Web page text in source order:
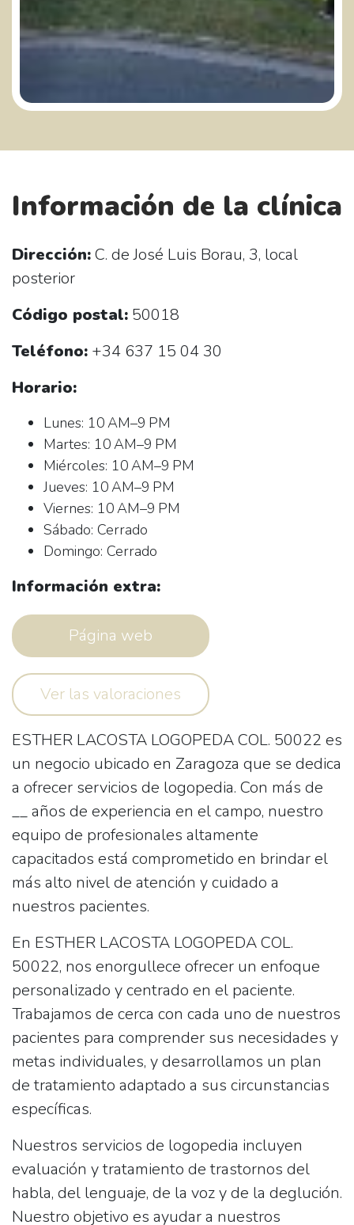
Información de la clínica
Dirección:C. de José Luis Borau, 3, local
posterior
Código postal: 50018
Teléfono: +34 637 15 04 30
Horario:
Lunes: 10 AM–9 PM
Martes: 10 AM–9 PM
Miércoles: 10 AM–9 PM
Jueves: 10 AM–9 PM
Viernes: 10 AM–9 PM
Sábado: Cerrado
Domingo: Cerrado
Información extra:
Página web
Ver las valoraciones
ESTHER LACOSTA LOGOPEDA COL. 50022 es
un negocio ubicado en Zaragoza que se dedica
a ofrecer servicios de logopedia. Con más de
__ años de experiencia en el campo, nuestro
equipo de profesionales altamente
capacitados está comprometido en brindar el
más alto nivel de atención y cuidado a
nuestros pacientes.
En ESTHER LACOSTA LOGOPEDA COL.
50022, nos enorgullece ofrecer un enfoque
personalizado y centrado en el paciente.
Trabajamos de cerca con cada uno de nuestros
pacientes para comprender sus necesidades y
metas individuales, y desarrollamos un plan
de tratamiento adaptado a sus circunstancias
específicas.
Nuestros servicios de logopedia incluyen
evaluación y tratamiento de trastornos del
habla, del lenguaje, de la voz y de la deglución.
Nuestro objetivo es ayudar a nuestros